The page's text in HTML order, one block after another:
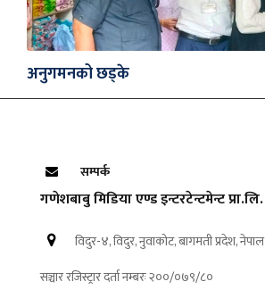
अनुगमनको छड्के
सम्पर्क
गणेशबाबु मिडिया एण्ड इन्टरटेन्टमेन्ट प्रा.लि.
विदुर-४, विदुर, नुवाकोट, बागमती प्रदेश, नेपाल
सञ्चार रजिस्ट्रार दर्ता नम्बरः २००/०७९/८०